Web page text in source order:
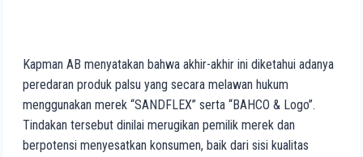
Kapman AB menyatakan bahwa akhir-akhir ini diketahui adanya
peredaran produk palsu yang secara melawan hukum
menggunakan merek “SANDFLEX” serta “BAHCO & Logo”.
Tindakan tersebut dinilai merugikan pemilik merek dan
berpotensi menyesatkan konsumen, baik dari sisi kualitas